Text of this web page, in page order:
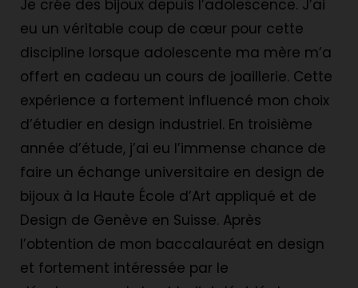
Je crée des bijoux depuis l’adolescence. J’ai
eu un véritable coup de cœur pour cette
discipline lorsque adolescente ma mère m’a
offert en cadeau un cours de joaillerie. Cette
expérience a fortement influencé mon choix
d’étudier en design industriel. En troisième
année d’étude, j’ai eu l’immense chance de
faire un échange universitaire en design de
bijoux à la Haute École d’Art appliqué et de
Design de Genève en Suisse. Après
l’obtention de mon baccalauréat en design
et fortement intéressée par le